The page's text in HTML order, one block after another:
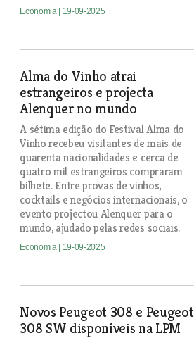
Economia | 19-09-2025
Alma do Vinho atrai
estrangeiros e projecta
Alenquer no mundo
A sétima edição do Festival Alma do
Vinho recebeu visitantes de mais de
quarenta nacionalidades e cerca de
quatro mil estrangeiros compraram
bilhete. Entre provas de vinhos,
cocktails e negócios internacionais, o
evento projectou Alenquer para o
mundo, ajudado pelas redes sociais.
Economia | 19-09-2025
Novos Peugeot 308 e Peugeot
308 SW disponíveis na LPM